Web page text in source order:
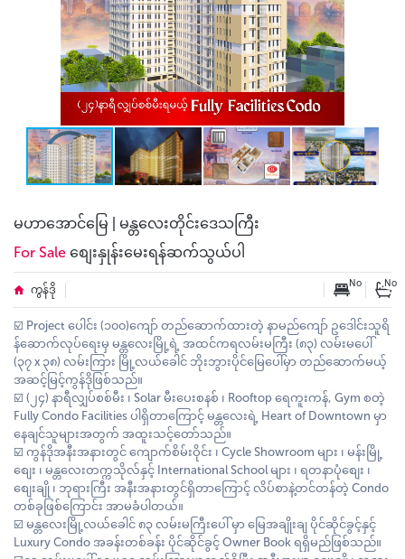
မဟာအောင်မြေ | မန္တလေးတိုင်းဒေသကြီး
For Sale စျေးနှုန်းမေးရန်ဆက်သွယ်ပါ
ကွန်ဒို No No
☑️ Project ပေါင်း (၁၀၀)ကျော် တည်ဆောက်ထားတဲ့ နာမည်ကျော် ဥဒေါင်းသူရိ
န်ဆောက်လုပ်ရေးမှ မန္တလေးမြို့ရဲ့ အထင်ကရလမ်းမကြီး (၈၃) လမ်းမပေါ်
(၃၇ x ၃၈) လမ်းကြား မြို့လယ်ခေါင် ဘိုးဘွားပိုင်မြေပေါ်မှာ တည်ဆောက်မယ့်
အဆင့်မြင့်ကွန်ဒိုဖြစ်သည်။
☑️ (၂၄) နာရီလျှပ်စစ်မီး ၊ Solar မီးပေးစနစ် ၊ Rooftop ရေကူးကန်, Gym စတဲ့
Fully Condo Facilities ပါရှိတာကြောင့် မန္တလေးရဲ့ Heart of Downtown မှာ
နေချင်သူများအတွက် အထူးသင့်တော်သည်။
☑️ ကွန်ဒိုအနီးအနားတွင် ကျောက်စိမ်းဝိုင်း ၊ Cycle Showroom များ ၊ မန်းမြို့
စျေး ၊ မန္တလေးတက္ကသိုလ်နှင့် International School များ ၊ ရတနာပုံစျေး ၊
စျေးချို ၊ ဘုရားကြီး အနီးအနားတွင်ရှိတာကြောင့် လိပ်စာနဲ့တင်တန်တဲ့ Condo
တစ်ခုဖြစ်ကြောင်း အာမခံပါတယ်။
☑️ မန္တလေးမြို့လယ်ခေါင် ၈၃ လမ်းမကြီးပေါ် မှာ မြေအချိုးချ ပိုင်ဆိုင်ခွင့်နှင့်
Luxury Condo အခန်းတစ်ခန်း ပိုင်ဆိုင်ခွင့် Owner Book ရရှိမည်ဖြစ်သည်။